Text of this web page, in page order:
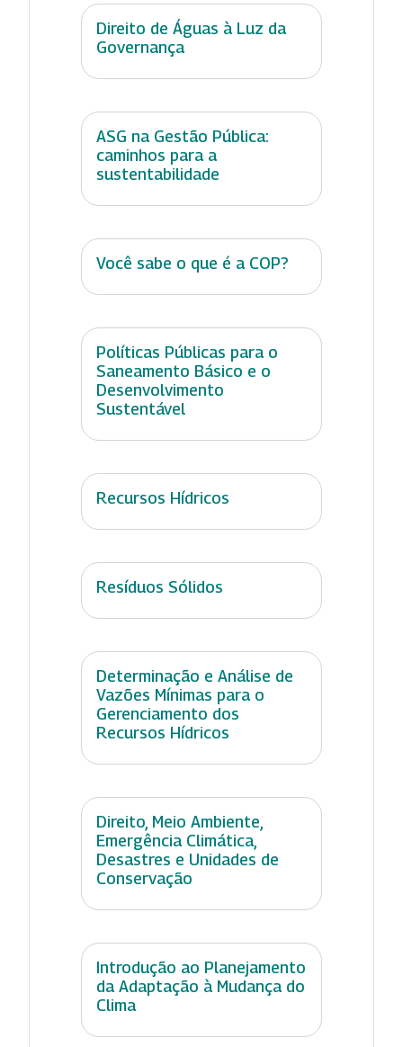
Direito de Águas à Luz da
Governança
ASG na Gestão Pública:
caminhos para a
sustentabilidade
Você sabe o que é a COP?
Políticas Públicas para o
Saneamento Básico e o
Desenvolvimento
Sustentável
Recursos Hídricos
Resíduos Sólidos
Determinação e Análise de
Vazões Mínimas para o
Gerenciamento dos
Recursos Hídricos
Direito, Meio Ambiente,
Emergência Climática,
Desastres e Unidades de
Conservação
Introdução ao Planejamento
da Adaptação à Mudança do
Clima